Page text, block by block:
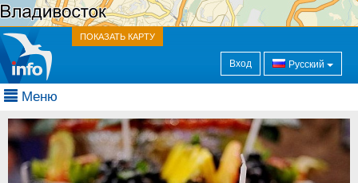
ПОКАЗАТЬ КАРТУ
Вход Русский
Меню